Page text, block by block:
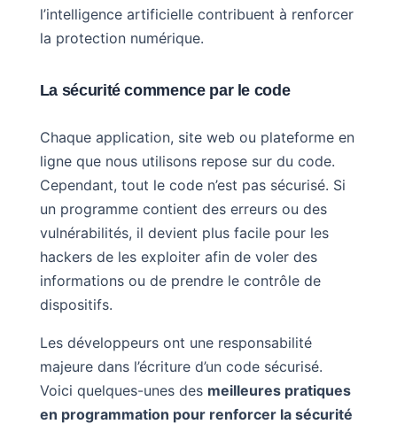
l’intelligence artificielle contribuent à renforcer
la protection numérique.
La sécurité commence par le code
Chaque application, site web ou plateforme en
ligne que nous utilisons repose sur du code.
Cependant, tout le code n’est pas sécurisé. Si
un programme contient des erreurs ou des
vulnérabilités, il devient plus facile pour les
hackers de les exploiter afin de voler des
informations ou de prendre le contrôle de
dispositifs.
Les développeurs ont une responsabilité
majeure dans l’écriture d’un code sécurisé.
Voici quelques-unes des meilleures pratiques
en programmation pour renforcer la sécurité